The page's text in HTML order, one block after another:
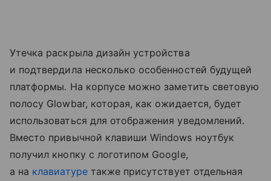
Утечка раскрыла дизайн устройства
и подтвердила несколько особенностей будущей
платформы. На корпусе можно заметить световую
полосу Glowbar, которая, как ожидается, будет
использоваться для отображения уведомлений.
Вместо привычной клавиши Windows ноутбук
получил кнопку с логотипом Google,
а на клавиатуретакже присутствует отдельная